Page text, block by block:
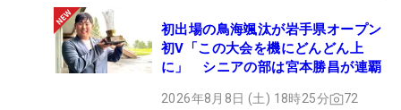
初出場の鳥海颯汰が岩手県オープン
初V「この大会を機にどんどん上
に」 シニアの部は宮本勝昌が連覇
2026年8月8日 (土) 18時25分 72